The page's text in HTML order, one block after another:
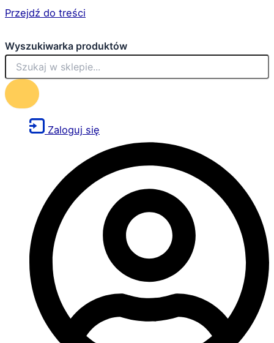
Przejdź do treści
Wyszukiwarka produktów
Zaloguj się